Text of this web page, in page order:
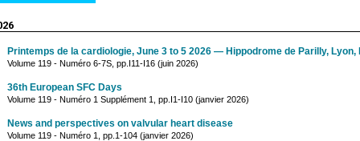
Printemps de la cardiologie, June 3 to 5 2026 — Hippodrome de Parilly, Lyon,
Volume 119 - Numéro 6-7S, pp.I11-I16 (juin 2026)
36th European SFC Days
Volume 119 - Numéro 1 Supplément 1, pp.I1-I10 (janvier 2026)
News and perspectives on valvular heart disease
Volume 119 - Numéro 1, pp.1-104 (janvier 2026)